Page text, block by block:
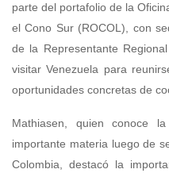
parte del portafolio de la
el Cono Sur (ROCOL), con
de la Representante
visitar Venezuela para
oportunidades concretas de
Mathiasen, quien conoce
importante materia luego de
Colombia, destacó la